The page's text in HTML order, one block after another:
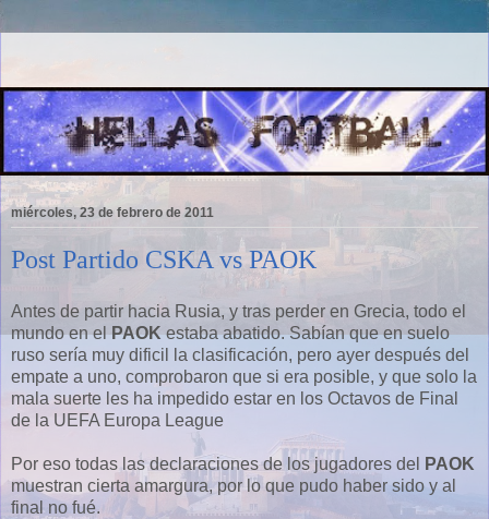
miércoles, 23 de febrero de 2011
Post Partido CSKA vs PAOK
Antes de partir hacia Rusia, y tras perder en Grecia, todo el
mundo en elPAOKestaba abatido. Sabían que en suelo
ruso sería muy dificil la clasificación, pero ayer después del
empate a uno, comprobaron que si era posible, y que solo la
mala suerte les ha impedido estar en los Octavos de Final
de la UEFA Europa League
Por eso todas las declaraciones de los jugadores del
PAOK
muestran cierta amargura, por lo que pudo haber sido y al
final no fué.